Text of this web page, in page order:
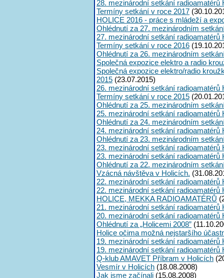
28. mezinárodní setkání radioamatérů
Termíny setkání v roce 2017
HOLICE 2016 - práce s mládeží a
Ohlédnutí za 27. mezinárodním
27. mezinárodní setkání radioamatérů
Termíny setkání v roce 2016
Ohlédnutí za 26. mezinárodním
Společná expozice elektro a radio
Společná expozice elektro/radio
2015 (23.07.2015)
26. mezinárodní setkání radioamatérů
Termíny setkání v roce 2015
Ohlédnutí za 25. mezinárodním
25. mezinárodní setkání radioamatérů
Ohlédnutí za 24. mezinárodním
24. mezinárodní setkání radioamatérů
Ohlédnutí za 23. mezinárodním
23. mezinárodní setkání
23. mezinárodní setkání radioamatérů
Ohlédnutí za 22. mezinárodním
Vzácná návštěva v Holicích.
22. mezinárodní setkání
22. mezinárodní setkání radioamatérů
HOLICE, MEKKA RADIOAMATÉRŮ
21. mezinárodní setkání radioamatérů
20. mezinárodní setkání radioamatérů
Ohlédnutí za „Holicemi 2008”
Holice očima možná nejstaršího
19. mezinárodní setkání radioamatérů
19. mezinárodní setkání
Q-klub AMAVET Příbram v Holicích
Vesmír v Holicích (18.08.2008)
Jak jsme začínali (15.08.2008)